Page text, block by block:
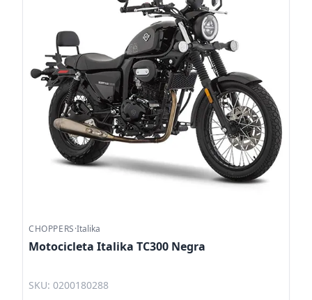
CHOPPERS·Italika
Motocicleta Italika TC300 Negra
SKU: 0200180288